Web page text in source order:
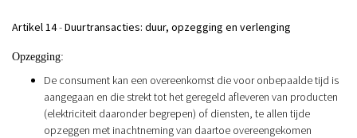
Artikel 14-Duurtransacties: duur, opzegging en verlenging
Opzegging:
De consument kan een overeenkomst die voor onbepaalde tijd is
aangegaan en die strekt tot het geregeld afleveren van producten
(elektriciteit daaronder begrepen) of diensten, te allen tijde
opzeggen met inachtneming van daartoe overeengekomen